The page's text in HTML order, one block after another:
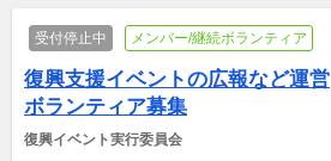
受付停止中 メンバー/継続ボランティア
復興支援イベントの広報など運営
ボランティア募集
復興イベント実行委員会